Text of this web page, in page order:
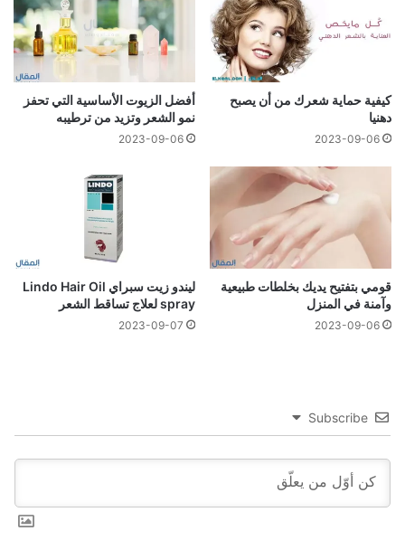
كيفية حماية شعرك من أن يصبح
دهنيا
2023-09-06
أفضل الزيوت الأساسية التي تحفز
نمو الشعر وتزيد من ترطيبه
2023-09-06
قومي بتفتيح يديك بخلطات طبيعية
وآمنة في المنزل
2023-09-06
ليندو زيت سبراي Lindo Hair Oil
spray لعلاج تساقط الشعر
2023-09-07
Subscribe